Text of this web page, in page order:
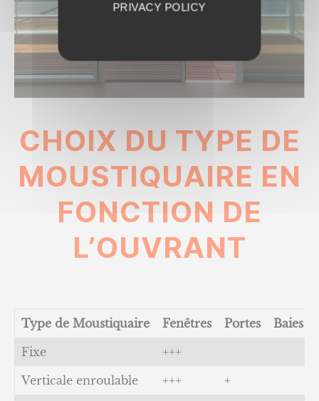
CHOIX DU TYPE DE
MOUSTIQUAIRE EN
FONCTION DE
L’OUVRANT
Type de Moustiquaire Fenêtres Portes
Baies
Fixe
+++
Verticale enroulable
+++
+
PRIVACY POLICY